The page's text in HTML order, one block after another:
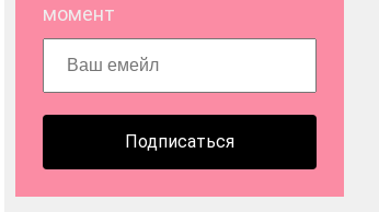
момент
Подписаться